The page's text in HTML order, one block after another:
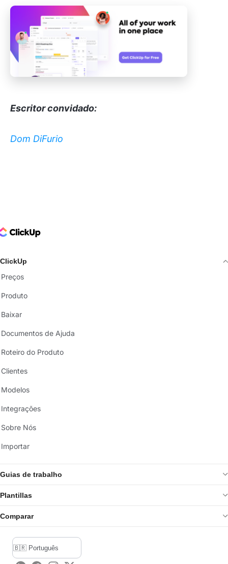
Escritor convidado:
Dom DiFurio
Logo
ClickUp
Preços
Produto
Baixar
Documentos de Ajuda
Roteiro do Produto
Clientes
Modelos
Integrações
Sobre Nós
Importar
Guias de trabalho
Plantillas
Comparar